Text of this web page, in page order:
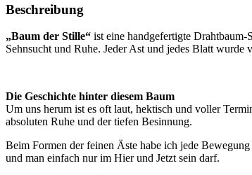
auf
Menge
Beschreibung
„Baum der Stille“ ist eine handgefertigte
Sehnsucht und Ruhe. Jeder Ast und jedes Blatt
Die Geschichte hinter diesem Baum
Um uns herum ist es oft laut, hektisch und voller
absoluten Ruhe und der tiefen Besinnung.
Beim Formen der feinen Äste habe ich jede
und man einfach nur im Hier und Jetzt sein darf.